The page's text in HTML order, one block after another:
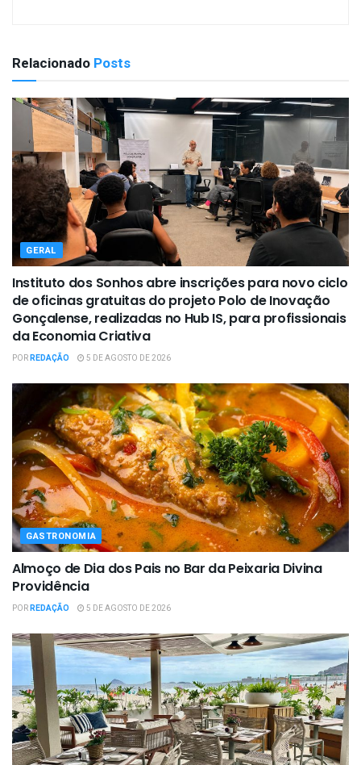
Relacionado Posts
GERAL
Instituto dos Sonhos abre inscrições para novo ciclo
de oficinas gratuitas do projeto Polo de Inovação
Gonçalense, realizadas no Hub IS, para profissionais
da Economia Criativa
PORREDAÇÃO 5 DE AGOSTO DE 2026
GASTRONOMIA
Almoço de Dia dos Pais no Bar da Peixaria Divina
Providência
PORREDAÇÃO 5 DE AGOSTO DE 2026